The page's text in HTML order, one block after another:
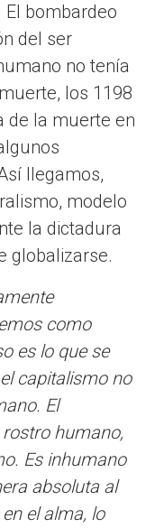
El bombardeo
del ser
no tenía
los 1198
de la muerte en
llegamos,
modelo
la dictadura
globalizarse.
como
es lo que se
capitalismo no
El
humano,
Es inhumano
absoluta al
el alma, lo